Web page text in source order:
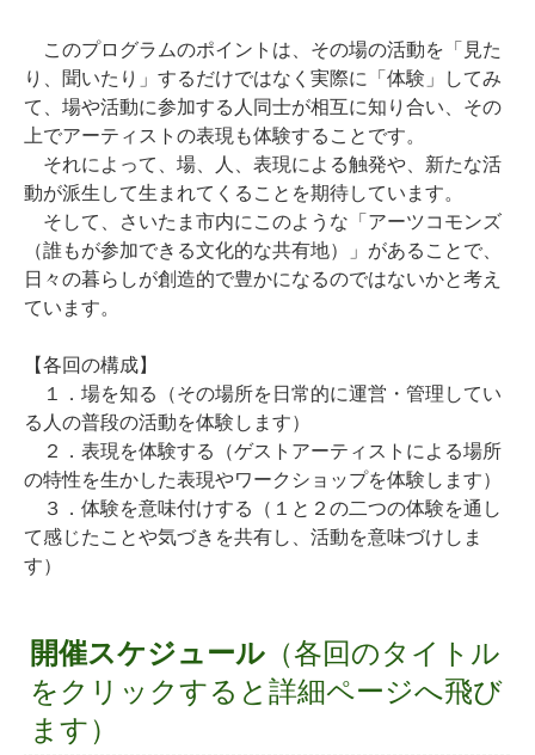
このプログラムのポイントは、その場の活動を「見た
り、聞いたり」するだけではなく実際に「体験」してみ
て、場や活動に参加する人同士が相互に知り合い、その
上でアーティストの表現も体験することです。
それによって、場、人、表現による触発や、新たな活
動が派生して生まれてくることを期待しています。
そして、さいたま市内にこのような「アーツコモンズ
（誰もが参加できる文化的な共有地）」があることで、
日々の暮らしが創造的で豊かになるのではないかと考え
ています。
【各回の構成】
１．場を知る（その場所を日常的に運営・管理してい
る人の普段の活動を体験します）
２．表現を体験する（ゲストアーティストによる場所
の特性を生かした表現やワークショップを体験します）
３．体験を意味付けする（１と２の二つの体験を通し
て感じたことや気づきを共有し、活動を意味づけしま
す）
開催スケジュール （各回のタイトル
をクリックすると詳細ページへ飛び
ます）